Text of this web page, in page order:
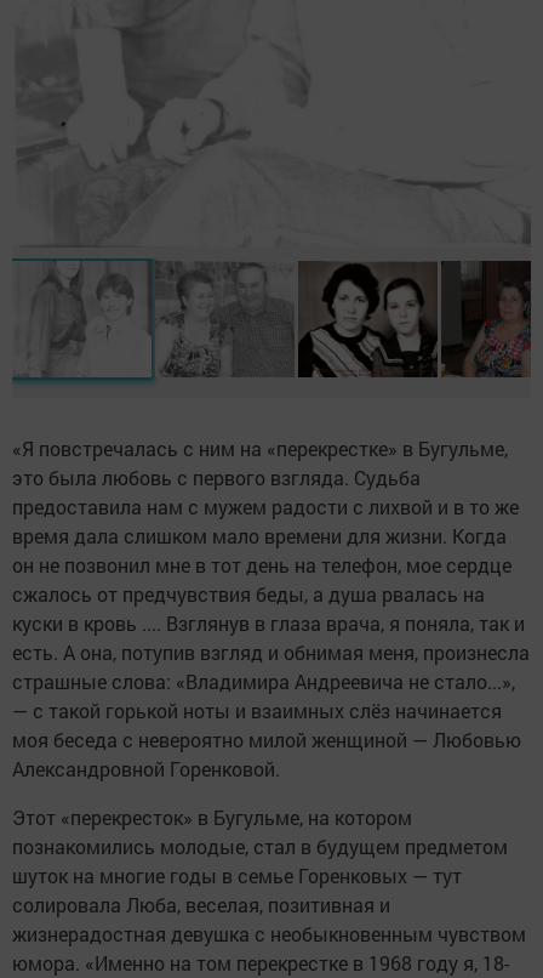
«Я повстречалась с ним на «перекрестке» в Бугульме,
это была любовь с первого взгляда. Судьба
предоставила нам с мужем радости с лихвой и в то же
время дала слишком мало времени для жизни. Когда
он не позвонил мне в тот день на телефон, мое сердце
сжалось от предчувствия беды, а душа рвалась на
куски в кровь .... Взглянув в глаза врача, я поняла, так и
есть. А она, потупив взгляд и обнимая меня, произнесла
страшные слова: «Владимира Андреевича не стало...»,
— с такой горькой ноты и взаимных слёз начинается
моя беседа с невероятно милой женщиной — Любовью
Александровной Горенковой.
Этот «перекресток» в Бугульме, на котором
познакомились молодые, стал в будущем предметом
шуток на многие годы в семье Горенковых — тут
солировала Люба, веселая, позитивная и
жизнерадостная девушка с необыкновенным чувством
юмора. «Именно на том перекрестке в 1968 году я, 18-